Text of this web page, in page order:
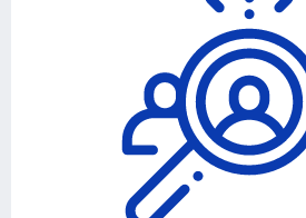
+7 (919) 619-62-22